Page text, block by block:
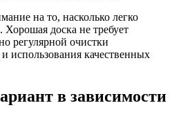
на то, насколько легко
Хорошая доска не требует
регулярной очистки
использования качественных
в зависимости